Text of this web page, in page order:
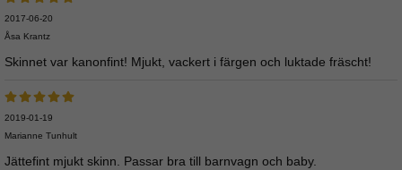
2017-06-20
Åsa Krantz
Skinnet var kanonfint! Mjukt, vackert i färgen och luktade fräscht!
2019-01-19
Marianne Tunhult
Jättefint mjukt skinn. Passar bra till barnvagn och baby.